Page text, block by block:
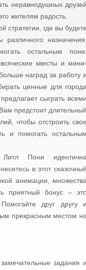
неравнодушных
жителям радость.
стратегии, где вы
различного
остальным
квесты и
наград за работу
ценные для
сыграть
предстоит
чтобы отстроить
и помогать
Пони
в этот
анимации,
приятный бонус –
Помогайте друг другу
прекрасным местом
задания